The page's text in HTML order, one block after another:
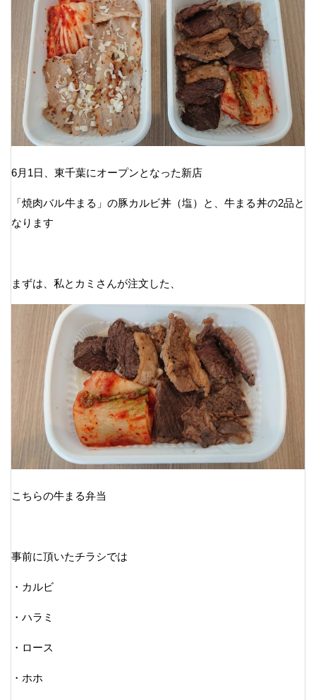
6月1日、東千葉にオープンとなった新店
「焼肉バル牛まる」の豚カルビ丼（塩）と、牛まる丼の2品と
なります
まずは、私とカミさんが注文した、
こちらの牛まる弁当
事前に頂いたチラシでは
・カルビ
・ハラミ
・ロース
・ホホ